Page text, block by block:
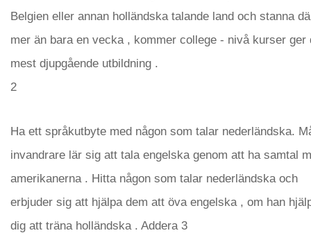
Belgien eller annan holländska talande land och stanna
mer än bara en vecka , kommer college - nivå kurser ger
mest djupgående utbildning .
2
Ha ett språkutbyte med någon som talar nederländska.
invandrare lär sig att tala engelska genom att ha samtal
amerikanerna . Hitta någon som talar nederländska och
erbjuder sig att hjälpa dem att öva engelska , om han
dig att träna holländska . Addera 3